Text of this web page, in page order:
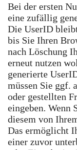
Bei der ersten
eine zufällig
Die UserID
bis Sie Ihren
nach Löschung
erneut nutzen
generierte
müssen Sie ggf.
oder gestellten
eingeben. Wenn
diesem von
Das ermöglicht
einer zuvor